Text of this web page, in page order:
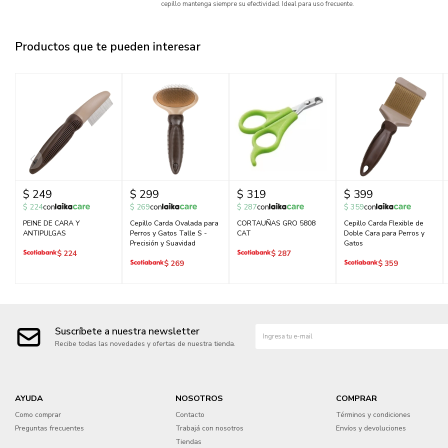
cepillo mantenga siempre su efectividad. Ideal para uso frecuente.
Productos que te pueden interesar
$ 249
$ 224con
PEINE DE CARA Y
ANTIPULGAS
$ 224
$ 299
$ 269con
Cepillo Carda Ovalada para
Perros y Gatos Talle S -
Precisión y Suavidad
$ 269
$ 319
$ 287con
CORTAUÑAS GRO 5808
CAT
$ 287
$ 399
$ 359con
Cepillo Carda Flexible de
Doble Cara para Perros y
Gatos
$ 359
Suscríbete a nuestra newsletter
Recibe todas las novedades y ofertas de nuestra tienda.
AYUDA
Como comprar
Preguntas frecuentes
NOSOTROS
Contacto
Trabajá con nosotros
Tiendas
COMPRAR
Términos y condiciones
Envíos y devoluciones